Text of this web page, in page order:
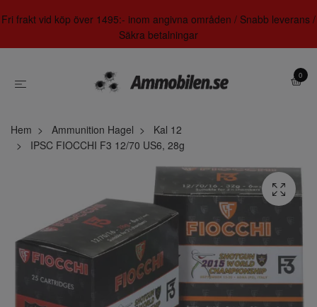
Fri frakt vid köp över 1495:- inom angivna områden / Snabb leverans /
Säkra betalningar
0
Hem Ammunition Hagel
Kal 12
IPSC FIOCCHI F3 12/70 US6, 28g